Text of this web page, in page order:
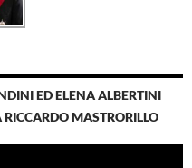
ED ELENA ALBERTINI
RICCARDO MASTRORILLO